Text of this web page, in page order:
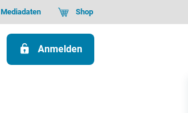
Mediadaten Shop
Anmelden